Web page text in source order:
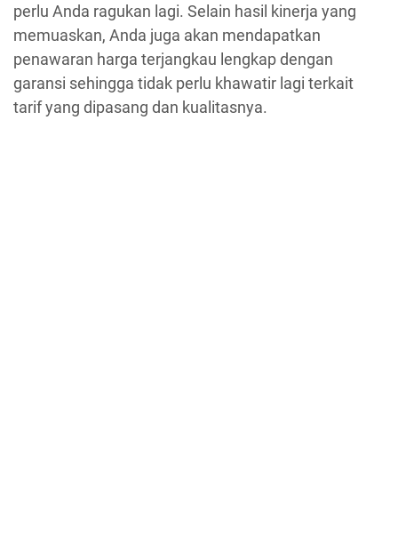
perlu Anda ragukan lagi. Selain hasil kinerja yang
memuaskan, Anda juga akan mendapatkan
penawaran harga terjangkau lengkap dengan
garansi sehingga tidak perlu khawatir lagi terkait
tarif yang dipasang dan kualitasnya.